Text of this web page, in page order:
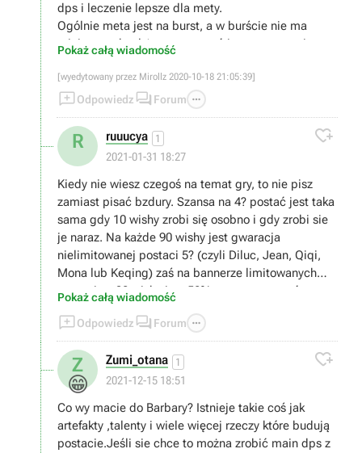
dps i leczenie lepsze dla mety.
Ogólnie meta jest na burst, a w burście nie ma
miejsca na heal (sporo wyzwań jest na czas, nie na
jest na tyle łatwe, ze heal jest po prostu zbędny
przez większość czasu.
To że na filmiku ktoś robi duży dps na ognistej elitce
to nic nie znaczy :).
Pokaż całą wiadomość
[wyedytowany przez Mirollz 2020-10-18 21:05:39]
Odpowiedz  Forum 
R ruuucya 1
2021-01-31 18:27

Kiedy nie wiesz czegoś na temat gry, to nie pisz
zamiast pisać bzdury. Szansa na 4? postać jest taka
sama gdy 10 wishy zrobi się osobno i gdy zrobi sie
je naraz. Na każde 90 wishy jest gwaracja
nielimitowanej postaci 5? (czyli Diluc, Jean, Qiqi,
Mona lub Keqing) zaś na bannerze limitowanych
postaci za 90 wishy jest 50% szans na postać
limitowaną i 50% na jedną z nielimitowanych. Na
180 wishy na bannerze limitowanym jest 100%
szansy trafienia postaci limitowanej. Losowanie
postsci w genshin to prosty mechanizm gacha i to w
jakim miejscu lub w jaki sposób robi się wishe nic
nie zmienia
Pokaż całą wiadomość
Odpowiedz  Forum 
Z
😁
Zumi_otana 1
2021-12-15 18:51

Co wy macie do Barbary? Istnieje takie coś jak
artefakty ,talenty i wiele więcej rzeczy które budują
postacie.Jeśli sie chce to można zrobić main dps z